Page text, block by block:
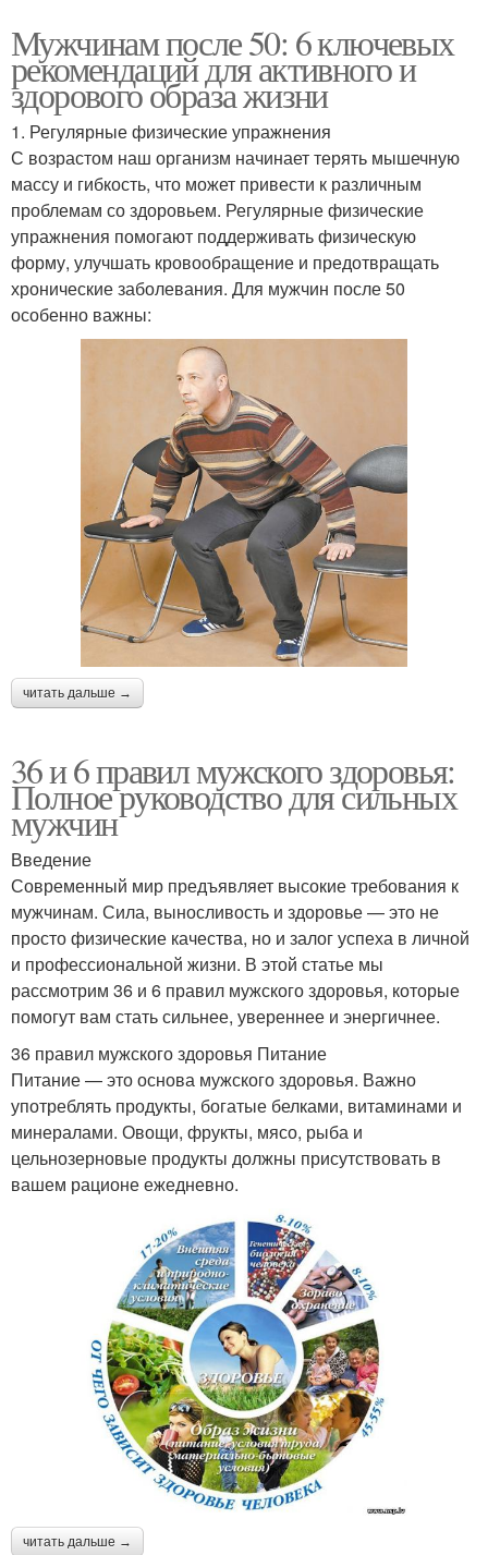
Мужчинам после 50: 6 ключевых
рекомендаций для активного и
здорового образа жизни
1. Регулярные физические упражнения
С возрастом наш организм начинает терять мышечную
массу и гибкость, что может привести к различным
проблемам со здоровьем. Регулярные физические
упражнения помогают поддерживать физическую
форму, улучшать кровообращение и предотвращать
хронические заболевания. Для мужчин после 50
особенно важны:
читать дальше →
36 и 6 правил мужского здоровья:
Полное руководство для сильных
мужчин
Введение
Современный мир предъявляет высокие требования к
мужчинам. Сила, выносливость и здоровье — это не
просто физические качества, но и залог успеха в личной
и профессиональной жизни. В этой статье мы
рассмотрим 36 и 6 правил мужского здоровья, которые
помогут вам стать сильнее, увереннее и энергичнее.
36 правил мужского здоровья Питание
Питание — это основа мужского здоровья. Важно
употреблять продукты, богатые белками, витаминами и
минералами. Овощи, фрукты, мясо, рыба и
цельнозерновые продукты должны присутствовать в
вашем рационе ежедневно.
читать дальше →